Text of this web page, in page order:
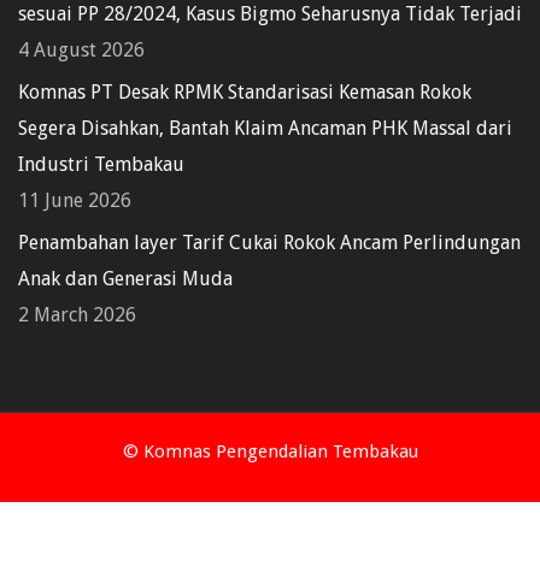
sesuai PP 28/2024, Kasus Bigmo Seharusnya Tidak Terjadi
4 August 2026
Komnas PT Desak RPMK Standarisasi Kemasan Rokok
Segera Disahkan, Bantah Klaim Ancaman PHK Massal dari
Industri Tembakau
11 June 2026
Penambahan layer Tarif Cukai Rokok Ancam Perlindungan
Anak dan Generasi Muda
2 March 2026
© Komnas Pengendalian Tembakau